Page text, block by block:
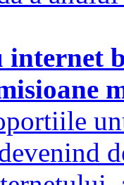
internet